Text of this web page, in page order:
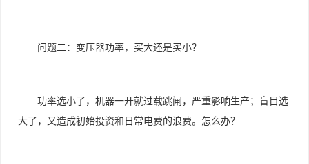
问题二：变压器功率，买大还是买小？
功率选小了，机器一开就过载跳闸，严重影响生产；盲目选
大了，又造成初始投资和日常电费的浪费。怎么办？